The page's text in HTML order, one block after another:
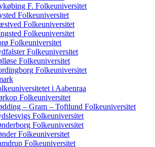
F. Folkeuniversitet
Folkeuniversitet
Folkeuniversitet
Folkeuniversitet
Folkeuniversitet
Folkeuniversitet
Folkeuniversitet
Folkeuniversitet
i Aabenraa
Folkeuniversitet
– Gram – Toftlund Folkeuniversitet
Folkeuniversitet
Folkeuniversitet
Folkeuniversitet
Folkeuniversitet